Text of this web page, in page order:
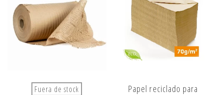
Fuera de stock
Papel reciclado para